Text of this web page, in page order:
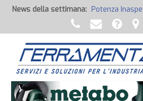
News della settimana: Potenza
Raccorderia
Attrezzature
Ancoraggi
Fondi, Smalti,